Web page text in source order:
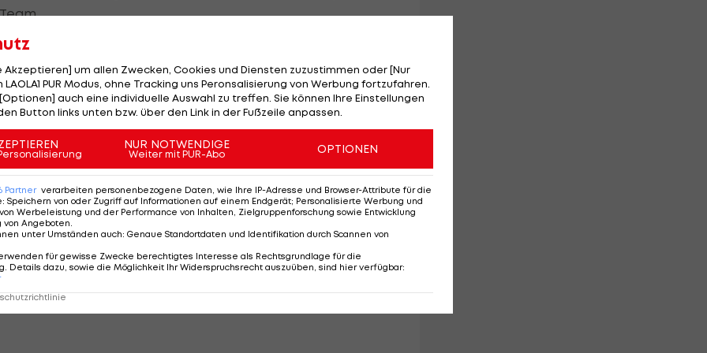
zu ADO Den Haag verliehen, der Klub
34 Spielen für den
15 Tore und steuerte fünf Assists bei.
SK Sturm Graz have
Den Haag this morning
Luka Reischl, Austria U21
to complete the deal for
Akzeptieren] um allen Zwecken, Cookies und Diensten zuzustimmen oder [Nur
PUR Modus, ohne Tracking uns Peronsalisierung von Werbung fortzufahren.
auch eine individuelle Auswahl zu treffen. Sie können Ihre Einstellungen
Button links unten bzw. über den Link in der Fußzeile anpassen.
NUR NOTWENDIGE
Weiter mit PUR-Abo OPTIONEN
Partner verarbeiten personenbezogene Daten, wie Ihre IP-Adresse und Browser-Attribute für die
: Speichern von oder Zugriff auf Informationen auf einem Endgerät; Personalisierte Werbung und
Werbeleistung und der Performance von Inhalten, Zielgruppenforschung sowie Entwicklung
von Angeboten.
unter Umständen auch: Genaue Standortdaten und Identifikation durch Scannen von
für gewisse Zwecke berechtigtes Interesse als Rechtsgrundlage für die
Details dazu, sowie die Möglichkeit Ihr Widerspruchsrecht auszuüben, sind hier verfügbar: